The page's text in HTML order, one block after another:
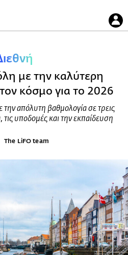
με την καλύτερη
κόσμο για το 2026
απόλυτη βαθμολογία σε τρεις
τις υποδομές και την εκπαίδευση
The LiFO team